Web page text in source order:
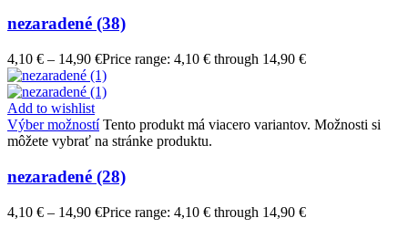
nezaradené (38)
4,10 € – 14,90 €Price range: 4,10 € through 14,90 €
Add to wishlist
Výber možností Tento produkt má viacero variantov. Možnosti si
môžete vybrať na stránke produktu.
nezaradené (28)
4,10 € – 14,90 €Price range: 4,10 € through 14,90 €